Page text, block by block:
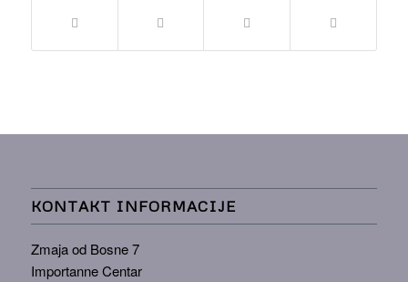
KONTAKT INFORMACIJE
Zmaja od Bosne 7
Importanne Centar